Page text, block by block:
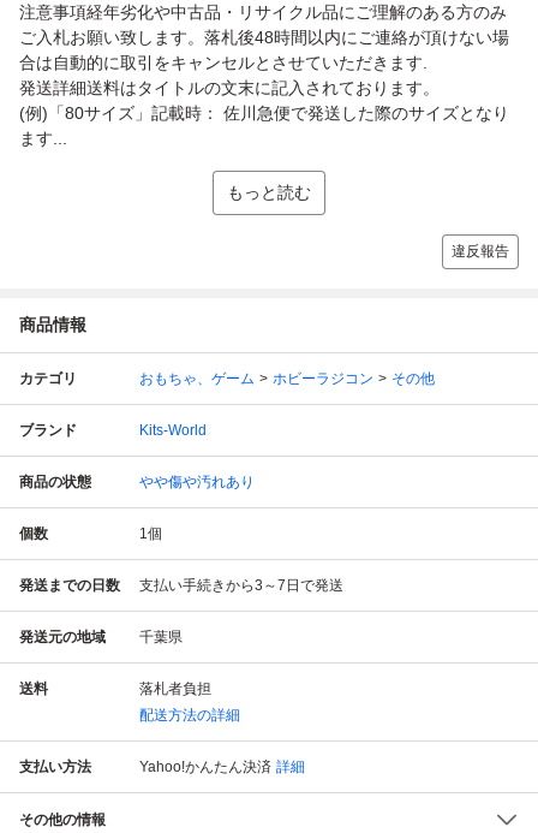
注意事項経年劣化や中古品・リサイクル品にご理解のある方のみ
ご入札お願い致します。落札後48時間以内にご連絡が頂けない場
合は自動的に取引をキャンセルとさせていただきます.
発送詳細送料はタイトルの文末に記入されております。
(例)「80サイズ」記載時： 佐川急便で発送した際のサイズとなり
ます...
もっと読む
違反報告
商品情報
カテゴリ おもちゃ、ゲーム ホビーラジコン その他
ブランド Kits-World
商品の状態 やや傷や汚れあり
個数 1個
発送までの日数 支払い手続きから3～7日で発送
発送元の地域 千葉県
送料
落札者負担
配送方法の詳細
支払い方法 Yahoo!かんたん決済 詳細
その他の情報